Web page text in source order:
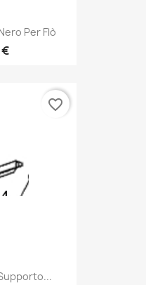
Per Flò
favorite_border